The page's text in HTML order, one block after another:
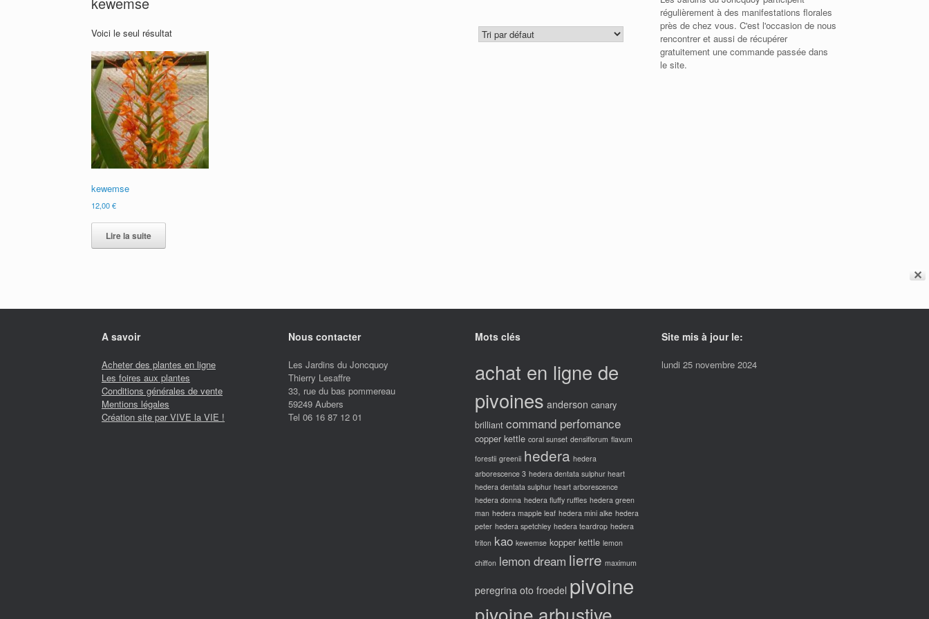
✕
Voici le seul résultat
kewemse
12,00€
Lire la suite
régulièrement à des manifestations florales
près de chez vous. C'est l'occasion de nous
rencontrer et aussi de récupérer
gratuitement une commande passée dans
le site.
A savoir
Acheter des plantes en ligne
Les foires aux plantes
Conditions générales de vente
Mentions légales
Création site par VIVE la VIE !
Nous contacter
Les Jardins du Joncquoy
Thierry Lesaffre
33, rue du bas pommereau
59249 Aubers
Tel 06 16 87 12 01
Mots clés
achat en ligne de
pivoines anderson canary
brilliant command perfomance
copper kettle coral sunset densiflorum flavum
forestii greenii hedera hedera
arborescence 3 hedera dentata sulphur heart
hedera dentata sulphur heart arborescence
hedera donna hedera fluffy ruffles hedera green
man hedera mapple leaf hedera mini alke hedera
peter hedera spetchley hedera teardrop hedera
triton kao kewemse kopper kettle lemon
chiffon lemon dream lierre maximum
peregrina oto froedel pivoine
Site mis à jour le:
lundi 25 novembre 2024